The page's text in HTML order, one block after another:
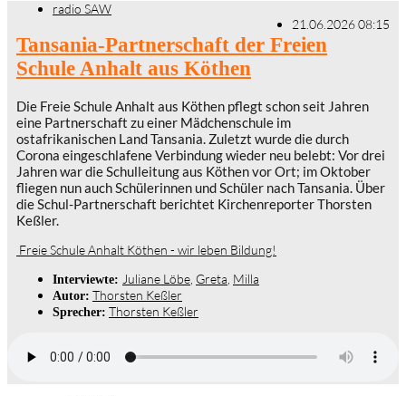
radio SAW
21.06.2026 08:15
Tansania-Partnerschaft der Freien
Schule Anhalt aus Köthen
Die Freie Schule Anhalt aus Köthen pflegt schon seit Jahren
eine Partnerschaft zu einer Mädchenschule im
ostafrikanischen Land Tansania. Zuletzt wurde die durch
Corona eingeschlafene Verbindung wieder neu belebt: Vor drei
Jahren war die Schulleitung aus Köthen vor Ort; im Oktober
fliegen nun auch Schülerinnen und Schüler nach Tansania. Über
die Schul-Partnerschaft berichtet Kirchenreporter Thorsten
Keßler.
Freie Schule Anhalt Köthen - wir leben Bildung!
Interviewte: Juliane Löbe Greta Milla
Autor: Thorsten Keßler
Sprecher: Thorsten Keßler